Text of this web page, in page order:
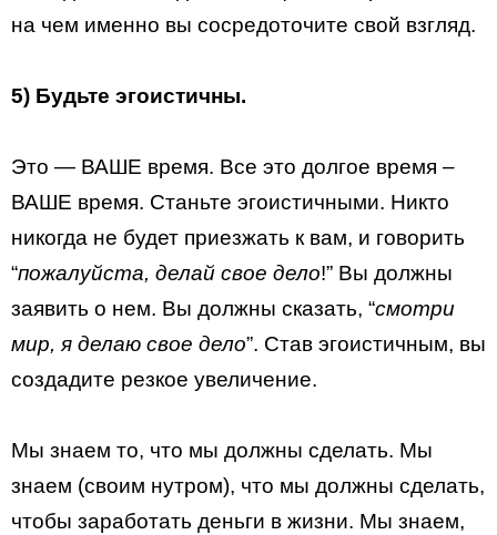
на чем именно вы сосредоточите свой взгляд.
5) Будьте эгоистичны.
Это — ВАШЕ время. Все это долгое время –
ВАШЕ время. Станьте эгоистичными. Никто
никогда не будет приезжать к вам, и говорить
“пожалуйста, делай свое дело!” Вы должны
заявить о нем. Вы должны сказать, “смотри
мир, я делаю свое дело”. Став эгоистичным, вы
создадите резкое увеличение.
Мы знаем то, что мы должны сделать. Мы
знаем (своим нутром), что мы должны сделать,
чтобы заработать деньги в жизни. Мы знаем,